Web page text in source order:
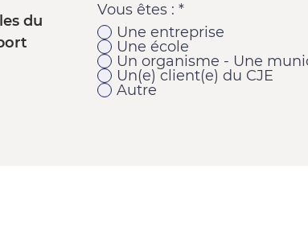
du
Vous êtes : *
Une entreprise
Une école
Un organisme - Une
Un(e) client(e) du CJE
Autre